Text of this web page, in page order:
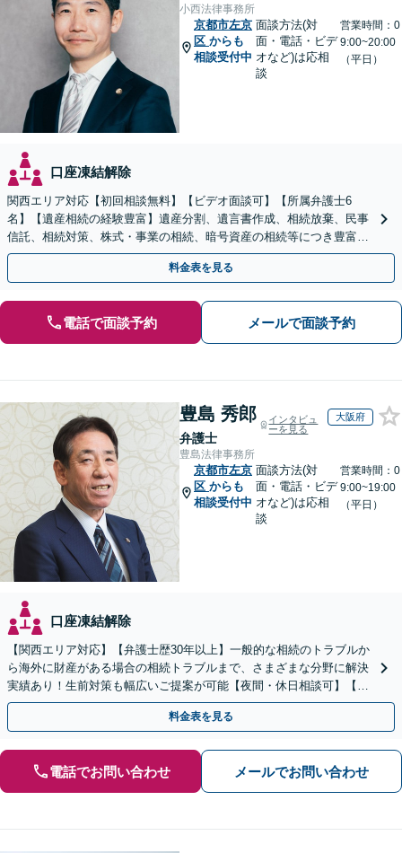
小西法律事務所
京都市左京
区 からも
相談受付中
面談方法(対
面・電話・ビデ
オなど)は応相
談
営業時間：0
9:00~20:00
（平日）
口座凍結解除
関西エリア対応【初回相談無料】【ビデオ面談可】【所属弁護士6
名】【遺産相続の経験豊富】遺産分割、遺言書作成、相続放棄、民事
信託、相続対策、株式・事業の相続、暗号資産の相続等につき豊富な
対応実績。【バリアフリー】【完全個室対応】
料金表を見る
電話で面談予約 メールで面談予約
豊島 秀郎
弁護士
インタビュ
ーを見る
大阪府
豊島法律事務所
京都市左京
区 からも
相談受付中
面談方法(対
面・電話・ビデ
オなど)は応相
談
営業時間：0
9:00~19:00
（平日）
口座凍結解除
【関西エリア対応】【弁護士歴30年以上】一般的な相続のトラブルか
ら海外に財産がある場合の相続トラブルまで、さまざまな分野に解決
実績あり！生前対策も幅広いご提案が可能【夜間・休日相談可】【完
全個室】
料金表を見る
電話でお問い合わせ メールでお問い合わせ